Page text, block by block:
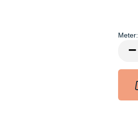
Meter:
Meter